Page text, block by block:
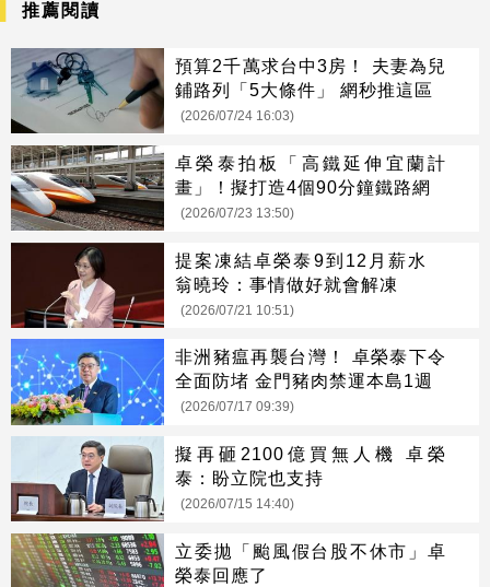
推薦閱讀
預算2千萬求台中3房！ 夫妻為兒
鋪路列「5大條件」 網秒推這區
(2026/07/24 16:03)
卓榮泰拍板「高鐵延伸宜蘭計
畫」！擬打造4個90分鐘鐵路網
(2026/07/23 13:50)
提案凍結卓榮泰9到12月薪水
翁曉玲：事情做好就會解凍
(2026/07/21 10:51)
非洲豬瘟再襲台灣！ 卓榮泰下令
全面防堵 金門豬肉禁運本島1週
(2026/07/17 09:39)
擬再砸2100億買無人機 卓榮
泰：盼立院也支持
(2026/07/15 14:40)
立委拋「颱風假台股不休市」卓
榮泰回應了